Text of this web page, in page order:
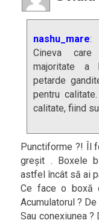
nashu_mare:
Cineva care
majoritate a
petarde
pentru
calitate, fiind
Punctiforme ?! Îl
greșit . Boxele
astfel încât să ai
Ce face o boxă
Acumulatorul ? De
Sau conexiunea